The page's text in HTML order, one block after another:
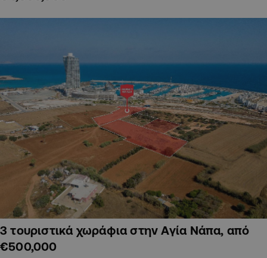
3 τουριστικά χωράφια στην Αγία Νάπα, από
€500,000